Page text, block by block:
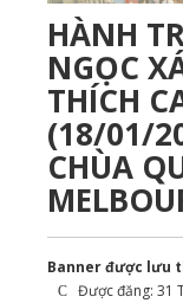
HÀNH
NGỌC
THÍCH
(18/01/
CHÙA
Banner được lưu
Được đăng: 31